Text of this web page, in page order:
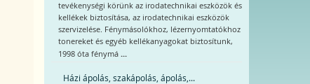
tevékenységi körünk az irodatechnikai eszközök és
kellékek biztosítása, az irodatechnikai eszközök
szervizelése. Fénymásolókhoz, lézernyomtatókhoz
tonereket és egyéb kellékanyagokat biztosítunk,
1998 óta fénymá ...
Házi ápolás, szakápolás, ápolás,...